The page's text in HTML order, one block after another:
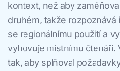
kontext, než aby
druhém, takže rozpoznává
se regionálnímu použití a
vyhovuje místnímu čtenáři.
tak, aby splňoval